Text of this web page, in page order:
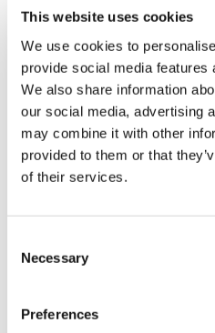
This website uses cookies
We use cookies to
provide social media features
We also share information
our social media, advertising
may combine it with other
provided to them or that
of their services.
Selection
Necessary
Preferences
Tragfähigkeit
1500mm
DETAILS